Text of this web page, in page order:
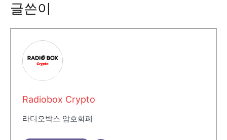
글쓴이
Radiobox Crypto
라디오박스 암호화폐